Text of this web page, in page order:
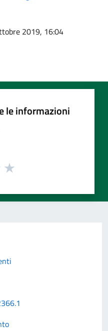
2019, 16:04
le informazioni